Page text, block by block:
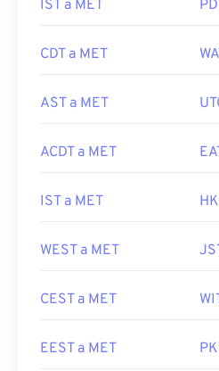
IST a MET
CDT a MET
AST a MET
ACDT a MET
IST a MET
WEST a MET
CEST a MET
EEST a MET